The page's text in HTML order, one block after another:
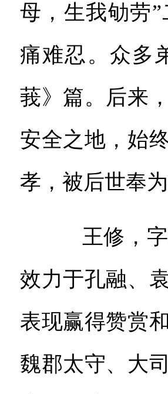
母，生我劬劳
痛难忍。众多
莪》篇。后来
安全之地，始
孝，被后世奉为
王修，字
效力于孔融、
表现赢得赞赏
魏郡太守、大